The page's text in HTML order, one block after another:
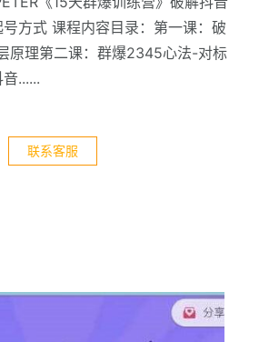
方式 课程内容目录：第一课：破
原理第二课：群爆2345心法-对标
......
联系客服